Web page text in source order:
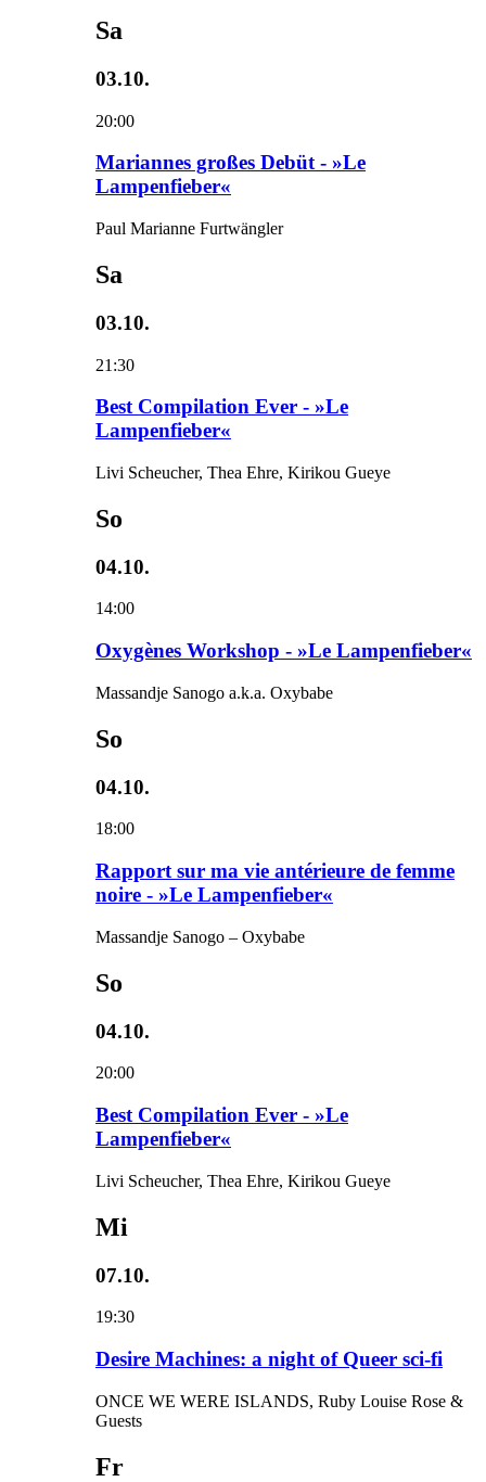
Sa
03.10.
20:00
Mariannes großes Debüt - »Le
Lampenfieber«
Paul Marianne Furtwängler
Sa
03.10.
21:30
Best Compilation Ever - »Le
Lampenfieber«
Livi Scheucher, Thea Ehre, Kirikou Gueye
So
04.10.
14:00
Oxygènes Workshop - »Le Lampenfieber«
Massandje Sanogo a.k.a. Oxybabe
So
04.10.
18:00
Rapport sur ma vie antérieure de femme
noire - »Le Lampenfieber«
Massandje Sanogo – Oxybabe
So
04.10.
20:00
Best Compilation Ever - »Le
Lampenfieber«
Livi Scheucher, Thea Ehre, Kirikou Gueye
Mi
07.10.
19:30
Desire Machines: a night of Queer sci-fi
ONCE WE WERE ISLANDS, Ruby Louise Rose &
Guests
Fr